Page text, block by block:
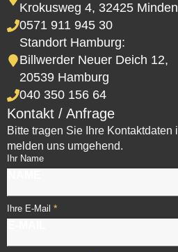
Krokusweg 4, 32425 Minden
0571 911 945 30
Standort Hamburg:
Billwerder Neuer Deich 12,
20539 Hamburg
040 350 156 64
Kontakt / Anfrage
Bitte tragen Sie Ihre Kontaktdaten
melden uns umgehend.
Ihr Name
Ihre E-Mail *